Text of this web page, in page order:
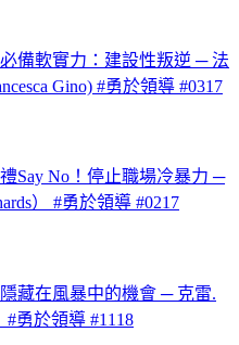
備軟實力：建設性叛逆 ─ 法
Gino) #勇於領導 #0317
Say No！停止職場冷暴力 ─
） #勇於領導 #0217
藏在風暴中的機會 ─ 克雷.
#勇於領導 #1118